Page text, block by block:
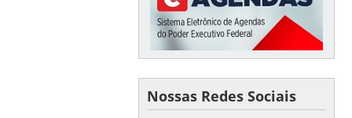
Nossas Redes Sociais